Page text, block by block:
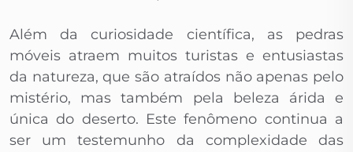
Além da curiosidade científica, as pedras
móveis atraem muitos turistas e entusiastas
da natureza, que são atraídos não apenas pelo
mistério, mas também pela beleza árida e
única do deserto. Este fenômeno continua a
ser um testemunho da complexidade das